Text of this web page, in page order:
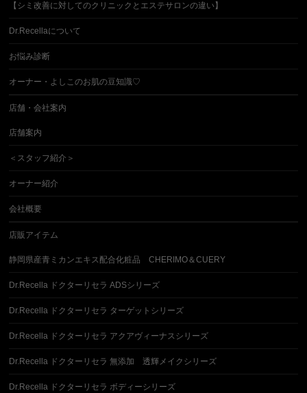
【シミ改善に対してのクリニックとエステサロンの違い】
Dr.Recellaについて
お悩み診断
オーナー・よしこのお肌の豆知識♡
店舗・会社案内
店舗案内
＜スタッフ紹介＞
オーナー紹介
会社概要
店販アイテム
静岡県産青ミカンエキス配合化粧品 CHERIMO＆CUERY
Dr.Recella ドクターリセラ ADSシリーズ
Dr.Recella ドクターリセラ ターゲットシリーズ
Dr.Recella ドクターリセラ アクアヴィーナスシリーズ
Dr.Recella ドクターリセラ 無添加 透輝メイクシリーズ
Dr.Recella ドクターリセラ ボディーシリーズ